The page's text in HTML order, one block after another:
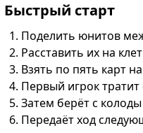
Быстрый старт
Поделить юнитов
Расставить их на
Взять по пять карт
Первый игрок тратит
Затем берёт с
Передаёт ход